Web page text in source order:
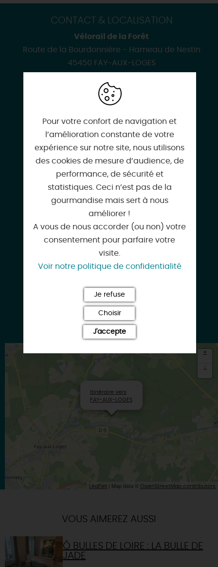
CONTACT & LOCALISATION
Vélorail de la Forêt
Route de la Bourdonnière - Hameau de Nestin
45450 FAY-AUX-LOGES
06 66 91 74 68
veloraildelaforet@gmail.com
velorail45.fr
Instagram
Itinéraire vers
FAY-AUX-LOGES
+
-
Leaflet | Map data © OpenStreetMap contributors
VOUS AIMEREZ AUSSI
Ô BULLES DE LOIRE : LA BULLE DE
JADE
Pour votre confort de navigation et
l’amélioration constante de votre
expérience sur notre site, nous utilisons
des cookies de mesure d’audience, de
performance, de sécurité et
statistiques. Ceci n’est pas de la
gourmandise mais sert à nous
améliorer !
A vous de nous accorder (ou non) votre
consentement pour parfaire votre
visite.
Voir notre politique de confidentialité
Je refuse
Choisir
J'accepte